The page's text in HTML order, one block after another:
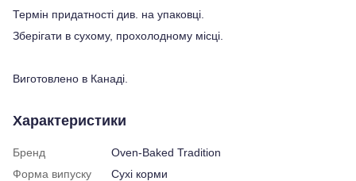
Термін придатності див. на упаковці.
Зберігати в сухому, прохолодному місці.
Виготовлено в Канаді.
Характеристики
Бренд
Oven-Baked Tradition
Форма випуску
Сухі корми